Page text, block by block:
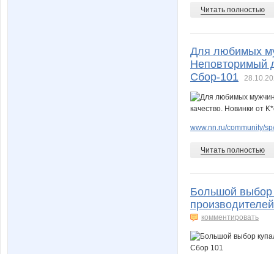
Читать полностью
Для любимых
Неповторимый
Сбор-101
www.nn.ru/community/
Читать полностью
Большой выбор
комментировать